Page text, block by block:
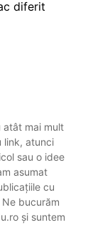
diferit
atât mai mult
link, atunci
sau o idee
asumat
cu
bucurăm
și suntem